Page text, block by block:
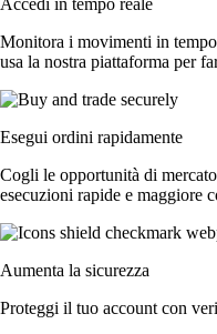
Monitora i movimenti in
usa la nostra piattaforma per
Esegui ordini rapidamente
Cogli le opportunità di
esecuzioni rapide e maggiore
Aumenta la sicurezza
Proteggi il tuo account con